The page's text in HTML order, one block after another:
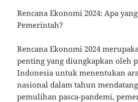
Rencana Ekonomi 2024: Apa
Pemerintah?
Rencana Ekonomi 2024
penting yang diungkapkan oleh
Indonesia untuk menentukan
nasional dalam tahun
pemulihan pasca-pandemi,